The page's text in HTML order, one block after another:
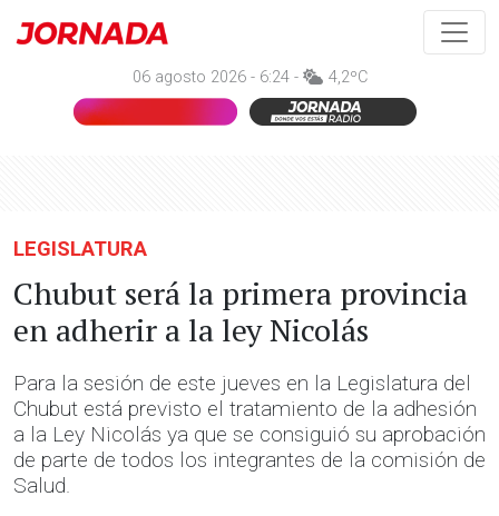
06 agosto 2026 - 6:24 - 4,2ºC
LEGISLATURA
Chubut será la primera provincia
en adherir a la ley Nicolás
Para la sesión de este jueves en la Legislatura del
Chubut está previsto el tratamiento de la adhesión
a la Ley Nicolás ya que se consiguió su aprobación
de parte de todos los integrantes de la comisión de
Salud.